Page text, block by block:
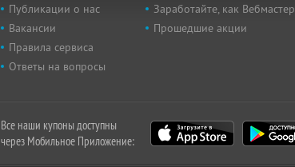
Публикации о нас
Вакансии
Правила сервиса
Ответы на вопросы
Заработайте, как Вебмастер
Прошедшие акции
Все наши купоны доступны
через Мобильное Приложение: